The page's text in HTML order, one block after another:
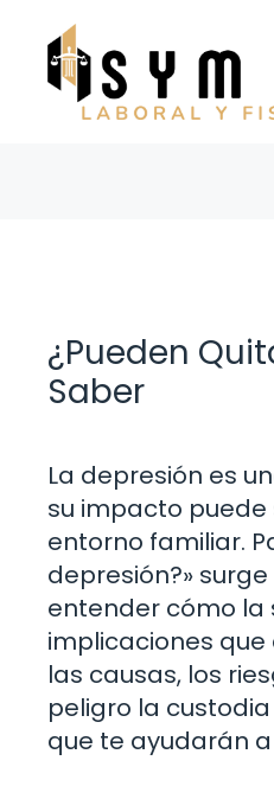
contenido
¿Pueden
Saber
La depresión es
su impacto
entorno familiar.
depresión?»
entender cómo la
implicaciones
las causas, los
peligro la
que te ayudarán